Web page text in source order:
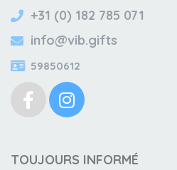
+31 (0) 182 785 071
info@vib.gifts
59850612
TOUJOURS INFORMÉ